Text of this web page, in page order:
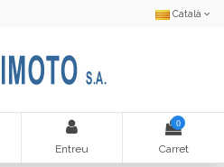
Català
Entreu
0
Carret